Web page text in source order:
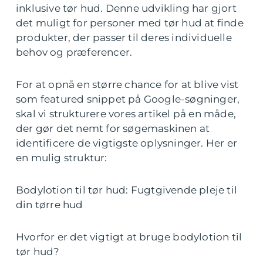
inklusive tør hud. Denne udvikling har gjort
det muligt for personer med tør hud at finde
produkter, der passer til deres individuelle
behov og præferencer.
For at opnå en større chance for at blive vist
som featured snippet på Google-søgninger,
skal vi strukturere vores artikel på en måde,
der gør det nemt for søgemaskinen at
identificere de vigtigste oplysninger. Her er
en mulig struktur:
Bodylotion til tør hud: Fugtgivende pleje til
din tørre hud
Hvorfor er det vigtigt at bruge bodylotion til
tør hud?